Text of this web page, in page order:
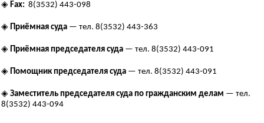
◈ Fax: 8(3532) 443-098
◈ Приёмная суда — тел. 8(3532) 443-363
◈ Приёмная председателя суда — тел. 8(3532) 443-091
◈ Помощник председателя суда — тел. 8(3532) 443-091
◈ Заместитель председателя суда по гражданским делам — тел.
8(3532) 443-094